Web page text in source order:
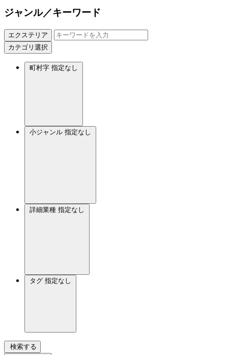
ジャンル／キーワード
エクステリア
カテゴリ選択
町村字 指定なし
小ジャンル 指定なし
詳細業種 指定なし
タグ 指定なし
検索する